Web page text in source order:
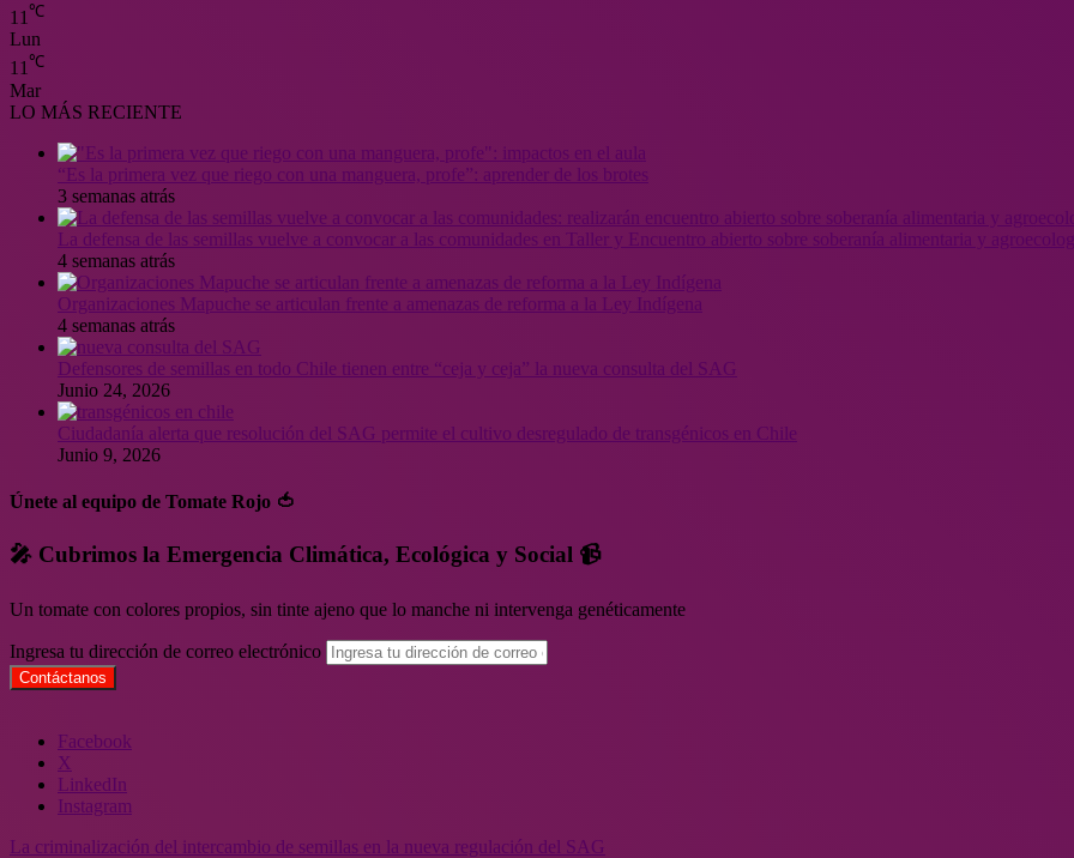
11 ℃
Lun
11℃
Mar
LO MÁS RECIENTE
“Es la primera vez que riego con una manguera, profe”: aprender de los brotes
3 semanas atrás
La defensa de las semillas vuelve a convocar a las comunidades en Taller y Encuentro abierto sobre soberanía alimentaria y
4 semanas atrás
Organizaciones Mapuche se articulan frente a amenazas de reforma a la Ley Indígena
4 semanas atrás
Defensores de semillas en todo Chile tienen entre “ceja y ceja” la nueva consulta del SAG
Junio 24, 2026
Ciudadanía alerta que resolución del SAG permite el cultivo desregulado de transgénicos en Chile
Junio 9, 2026
Únete al equipo de Tomate Rojo 🍅
🎤 Cubrimos la Emergencia Climática, Ecológica y Social 📹
Un tomate con colores propios, sin tinte ajeno que lo manche ni intervenga genéticamente
Ingresa tu dirección de correo electrónico
Facebook
X
LinkedIn
Instagram
La criminalización del intercambio de semillas en la nueva regulación del SAG